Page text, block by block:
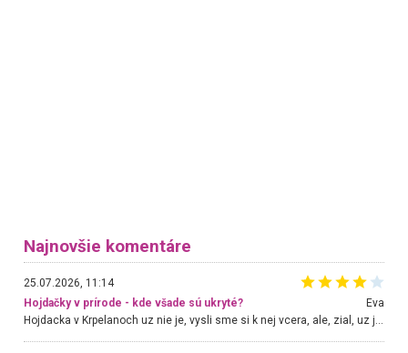
Najnovšie komentáre
25.07.2026, 11:14
Hojdačky v prírode - kde všade sú ukryté?
Eva
Hojdacka v Krpelanoch uz nie je, vysli sme si k nej vcera, ale, zial, uz je znicena. Ak sem planujete cestu len kvoli hojdacke, mozete si ju usetrit. Krasny vyhlad je tu vsak aj bez hojdacky :-)